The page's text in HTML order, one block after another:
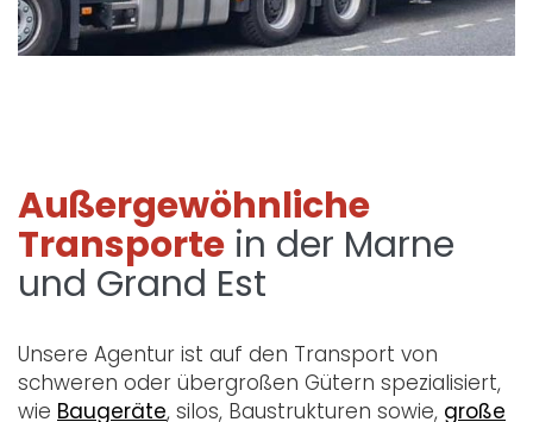
Außergewöhnliche
Transporte in der Marne
und Grand Est
Unsere Agentur ist auf den Transport von
schweren oder übergroßen Gütern spezialisiert,
wie Baugeräte, silos, Baustrukturen sowie, große